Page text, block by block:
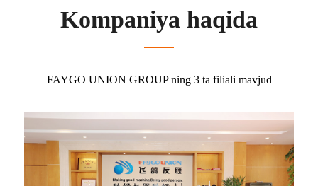
Kompaniya haqida
FAYGO UNION GROUP ning 3 ta filiali mavjud